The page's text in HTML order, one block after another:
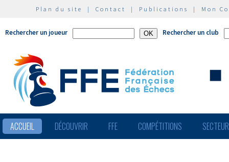
Plan du site | Contact | Publications | Mon
Rechercher un joueur Rechercher un club
ACCUEIL DÉCOUVRIR FFE COMPÉTITIONS